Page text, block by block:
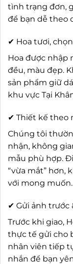
tình trạng đơn,
để bạn dễ theo
✔ Hoa tươi,
Hoa được nhập
đều, màu đẹp.
sản phẩm giữ
khu vực Tại
✔ Thiết kế theo
Chúng tôi
nhận, không
mẫu phù hợp.
“vừa mắt” hơn,
với mong muốn.
✔ Gửi ảnh trước
Trước khi giao,
thực tế gửi cho
nhân viên tiếp
nhắn để bạn